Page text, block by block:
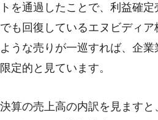
トを通過したことで、利益確
でも回復しているエヌビディ
ような売りが一巡すれば、企
限定的と見ています。
決算の売上高の内訳を見ます